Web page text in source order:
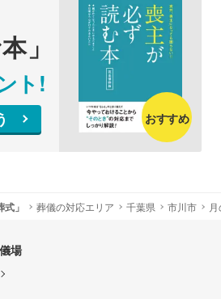
」
ト!
おすすめ
」 葬儀の対応エリア 千葉県 市川市
場